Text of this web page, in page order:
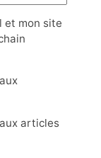
et mon site
articles